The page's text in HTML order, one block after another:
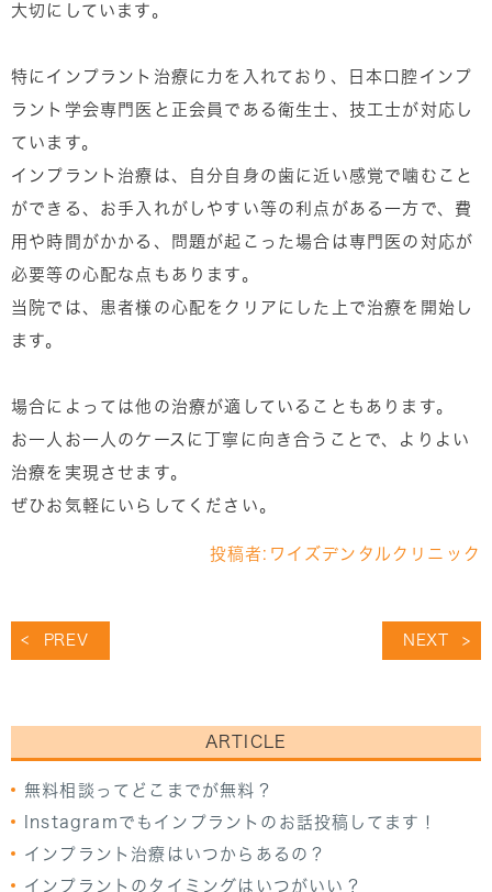
大切にしています。
特にインプラント治療に力を入れており、日本口腔インプ
ラント学会専門医と正会員である衛生士、技工士が対応し
ています。
インプラント治療は、自分自身の歯に近い感覚で噛むこと
ができる、お手入れがしやすい等の利点がある一方で、費
用や時間がかかる、問題が起こった場合は専門医の対応が
必要等の心配な点もあります。
当院では、患者様の心配をクリアにした上で治療を開始し
ます。
場合によっては他の治療が適していることもあります。
お一人お一人のケースに丁寧に向き合うことで、よりよい
治療を実現させます。
ぜひお気軽にいらしてください。
投稿者: ワイズデンタルクリニック
PREV NEXT
ARTICLE
無料相談ってどこまでが無料？
Instagramでもインプラントのお話投稿してます！
インプラント治療はいつからあるの？
インプラントのタイミングはいつがいい？